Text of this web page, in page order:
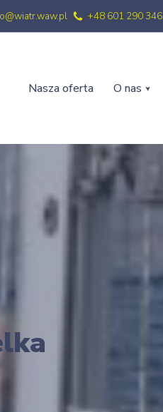
+48 601 290 346
Nasza oferta O nas